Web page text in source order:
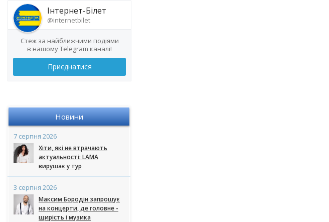
Інтернет-Білет
@internetbilet
Стеж за найближчими подіями
в нашому Telegram каналі!
Приєднатися
Новини
7 серпня 2026
Хіти, які не втрачають
актуальності: LAMA
вирушає у тур
3 серпня 2026
Максим Бородін запрошує
на концерти, де головне -
щирість і музика